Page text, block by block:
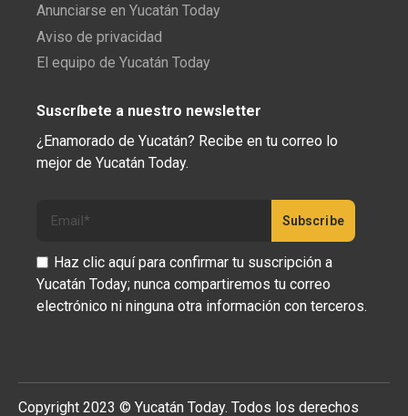
Anunciarse en Yucatán Today
Aviso de privacidad
El equipo de Yucatán Today
Suscríbete a nuestro newsletter
¿Enamorado de Yucatán? Recibe en tu correo lo
mejor de Yucatán Today.
Haz clic aquí para confirmar tu suscripción a
Yucatán Today; nunca compartiremos tu correo
electrónico ni ninguna otra información con terceros.
Copyright 2023 © Yucatán Today. Todos los derechos